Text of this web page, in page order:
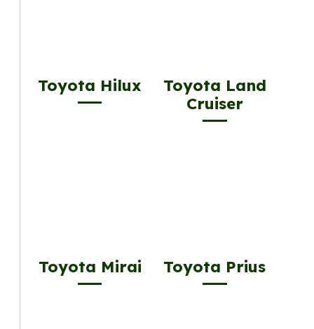
Toyota Hilux
Toyota Land
Cruiser
Toyota Mirai Toyota Prius